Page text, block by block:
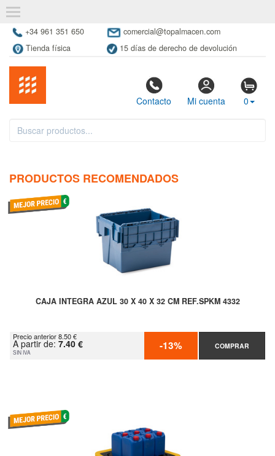
+34 961 351 650
comercial@topalmacen.com
Tienda física
15 días de derecho de devolución
Contacto Mi cuenta 0
PRODUCTOS RECOMENDADOS
CAJA INTEGRA AZUL 30 X 40 X 32 CM REF.SPKM 4332
Precio anterior 8.50 €
A partir de: 7.40 €
SIN IVA -13% COMPRAR